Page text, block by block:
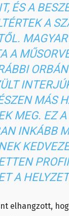
ÉS A
A
A
MÁS
MEG. EZ
INKÁBB
A
elhangzott,